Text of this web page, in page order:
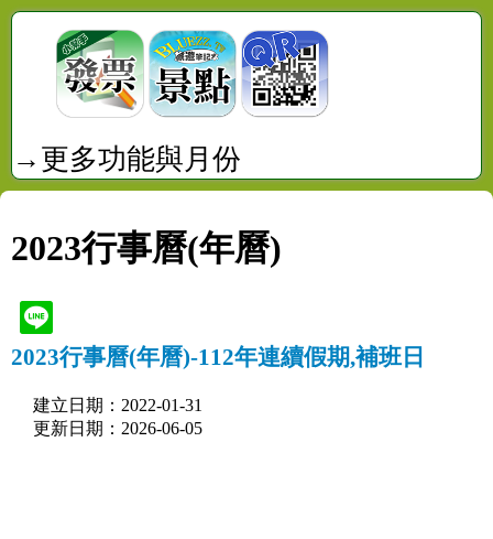
→更多功能與月份
2023行事曆(年曆)
2023行事曆(年曆)-112年連續假期,補班日
建立日期：2022-01-31
更新日期：2026-06-05